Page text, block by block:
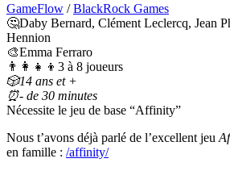
GameFlow /BlackRock Games
🤔Daby Bernard, Clément Leclercq, Jean
Hennion
🎨Emma Ferraro
👨‍👩‍👧‍👦3 à 8 joueurs
🎲14 ans et +
⏰- de 30 minutes
Nécessite le jeu de base “Affinity”
Nous t’avons déjà parlé de l’excellent jeu
en famille : /affinity/